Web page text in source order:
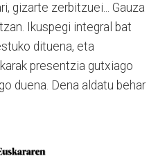
gizarte zerbitzuei... Gauza
Ikuspegi integral bat
dituena, eta
presentzia gutxiago
duena. Dena aldatu behar